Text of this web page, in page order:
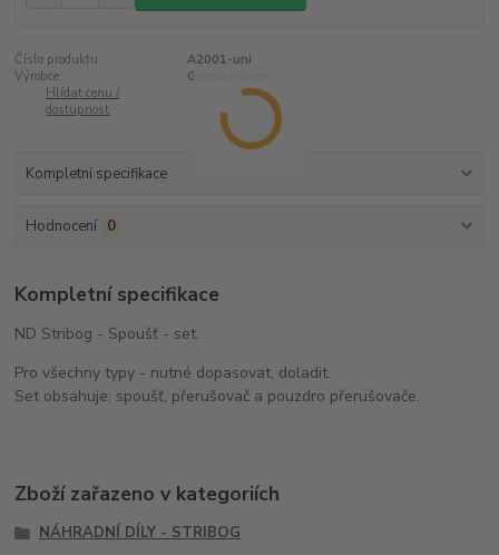
Číslo produktu:
A2001-uni
Výrobce:
Grand Power
Hlídat cenu /
dostupnost
Kompletní specifikace
Hodnocení 0
Kompletní specifikace
ND Stribog - Spoušť - set.
Pro všechny typy - nutné dopasovat, doladit.
Set obsahuje: spoušť, přerušovač a pouzdro přerušovače.
Zboží zařazeno v kategoriích
NÁHRADNÍ DÍLY - STRIBOG